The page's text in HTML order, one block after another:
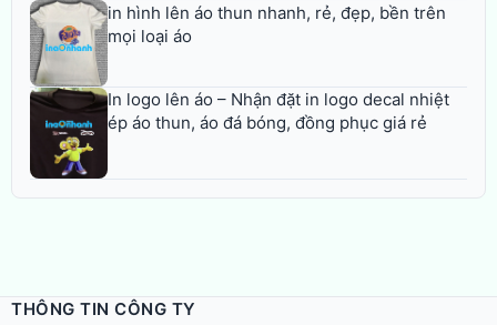
in hình lên áo thun nhanh, rẻ, đẹp, bền trên
mọi loại áo
In logo lên áo – Nhận đặt in logo decal nhiệt
ép áo thun, áo đá bóng, đồng phục giá rẻ
THÔNG TIN CÔNG TY